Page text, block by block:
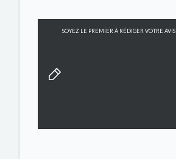
SOYEZ LE PREMIER À RÉDIGER VOTRE AVIS